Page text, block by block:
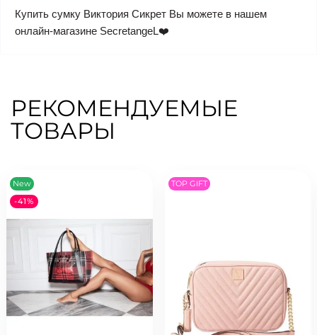
Купить сумку Виктория Сикрет Вы можете в нашем
онлайн-магазине SecretangeL❤️
РЕКОМЕНДУЕМЫЕ
ТОВАРЫ
New
-41%
TOP GIFT